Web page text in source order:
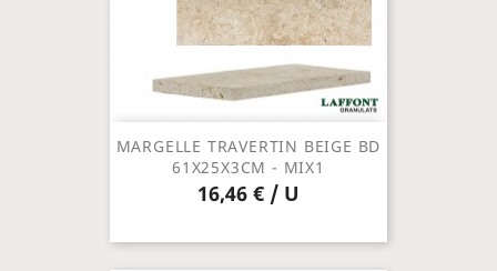
MARGELLE TRAVERTIN BEIGE BD
61X25X3CM - MIX1
16,46 € / U